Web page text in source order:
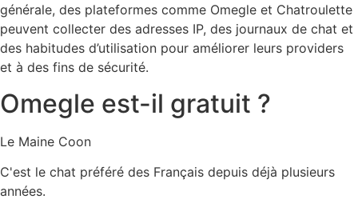
générale, des plateformes comme Omegle et Chatroulette
peuvent collecter des adresses IP, des journaux de chat et
des habitudes d’utilisation pour améliorer leurs providers
et à des fins de sécurité.
Omegle est-il gratuit ?
Le Maine Coon
C'est le chat préféré des Français depuis déjà plusieurs
années.